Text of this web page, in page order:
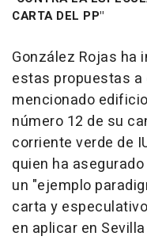
CARTA DEL PP"
González Rojas ha
estas propuestas
mencionado
número 12 de su
corriente verde de
quien ha
un "ejemplo
carta y
en aplicar en